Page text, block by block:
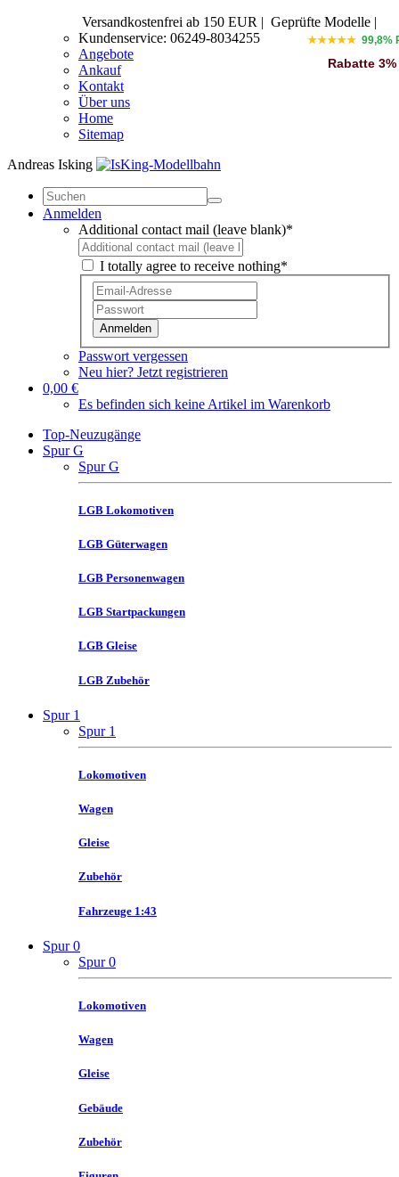
Versandkostenfrei ab 150 EUR | Geprüfte Modelle |
Kundenservice: 06249-8034255
Angebote
Ankauf
Kontakt
Über uns
Home
Sitemap
Andreas Isking
★★★★★ 99,8%
Rabatte 3%
Anmelden
Additional contact mail (leave blank)*
I totally agree to receive nothing*
Anmelden
Passwort vergessen
Neu hier? Jetzt registrieren
0,00 €
Es befinden sich keine Artikel im Warenkorb
Top-Neuzugänge
Spur G
Spur G
LGB Lokomotiven
LGB Güterwagen
LGB Personenwagen
LGB Startpackungen
LGB Gleise
LGB Zubehör
Spur 1
Spur 1
Lokomotiven
Wagen
Gleise
Zubehör
Fahrzeuge 1:43
Spur 0
Spur 0
Lokomotiven
Wagen
Gleise
Gebäude
Zubehör